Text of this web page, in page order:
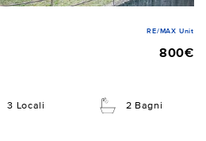
RE/MAX Unit
800€
3 Locali 2 Bagni